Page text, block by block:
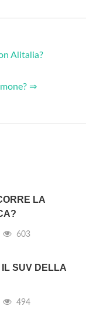
Alitalia?
⇒
LA
603
IL SUV DELLA
494